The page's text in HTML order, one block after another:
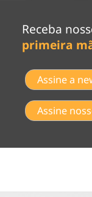
Receba
primeira
Assine a
Assine